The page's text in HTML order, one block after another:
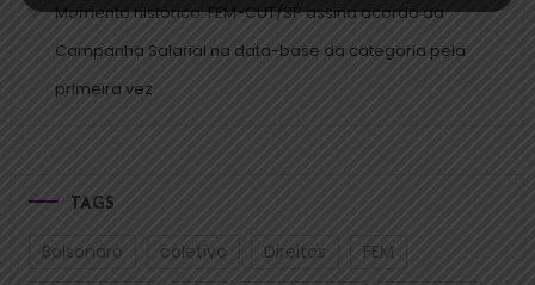
Momento histórico: FEM-CUT/SP assina acordo da
Campanha Salarial na data-base da categoria pela
primeira vez
TAGS
Bolsonaro coletivo Direitos
FEM